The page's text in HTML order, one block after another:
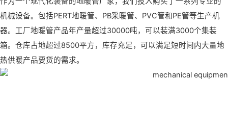
机械设备。包括PERT地暖管、PB采暖管、PVC管和PE管等生产机
器。工厂地暖管产品年产量超过30000吨，可以装满3000个集装
箱。仓库占地超过8500平方，库存充足，可以满足短时间内大量地
热供暖产品要货的需求。